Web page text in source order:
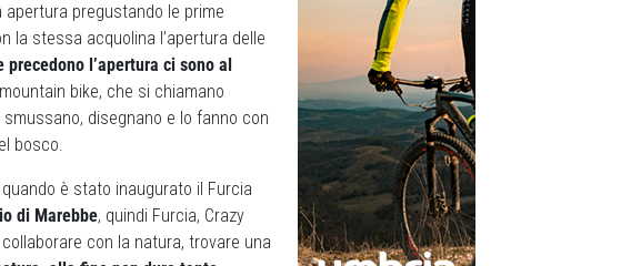
pregustando le prime
la stessa acquolina l’apertura delle
l’apertura ci sono al
bike, che si chiamano
disegnano e lo fanno con
bosco.
è stato inaugurato il Furcia
di Marebbe, quindi Furcia, Crazy
con la natura, trovare una